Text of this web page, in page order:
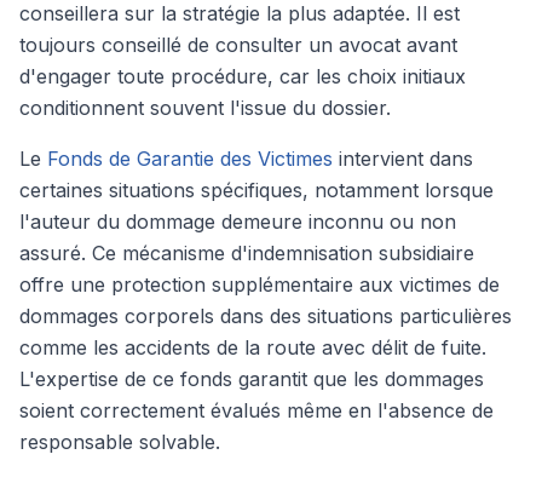
conseillera sur la stratégie la plus adaptée. Il est
toujours conseillé de consulter un avocat avant
d'engager toute procédure, car les choix initiaux
conditionnent souvent l'issue du dossier.
Le Fonds de Garantie des Victimes intervient dans
certaines situations spécifiques, notamment lorsque
l'auteur du dommage demeure inconnu ou non
assuré. Ce mécanisme d'indemnisation subsidiaire
offre une protection supplémentaire aux victimes de
dommages corporels dans des situations particulières
comme les accidents de la route avec délit de fuite.
L'expertise de ce fonds garantit que les dommages
soient correctement évalués même en l'absence de
responsable solvable.